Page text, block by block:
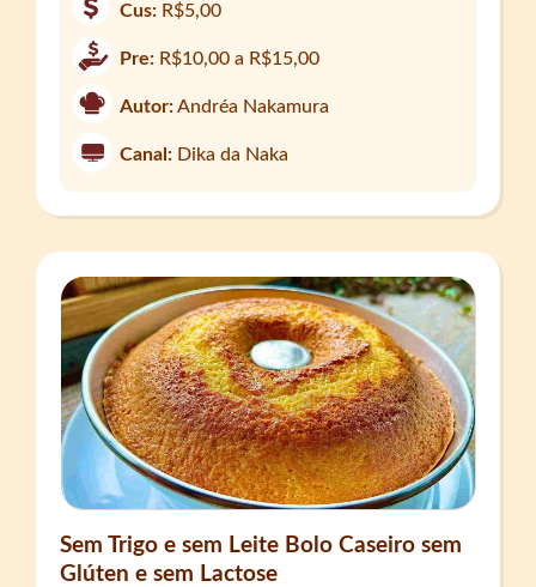
Cus: R$5,00
Pre: R$10,00 a R$15,00
Autor:Andréa Nakamura
Canal: Dika da Naka
Sem Trigo e sem Leite Bolo Caseiro sem
Glúten e sem Lactose